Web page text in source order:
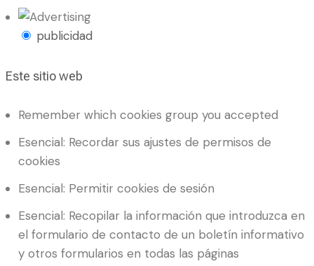
publicidad
Este sitio web
Remember which cookies group you accepted
Esencial: Recordar sus ajustes de permisos de
cookies
Esencial: Permitir cookies de sesión
Esencial: Recopilar la información que introduzca en
el formulario de contacto de un boletín informativo
y otros formularios en todas las páginas